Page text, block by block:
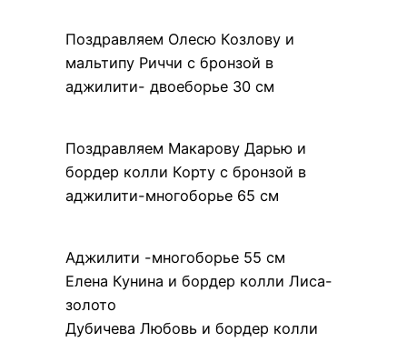
Поздравляем Олесю Козлову и
мальтипу Риччи с бронзой в
аджилити- двоеборье 30 см
Поздравляем Макарову Дарью и
бордер колли Корту с бронзой в
аджилити-многоборье 65 см
Аджилити -многоборье 55 см
Елена Кунина и бордер колли Лиса-
золото
Дубичева Любовь и бордер колли